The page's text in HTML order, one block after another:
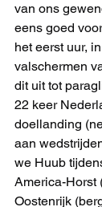
van ons
eens goed
het eerst uur,
valschermen
dit uit tot
22 keer
doellanding
aan
we Huub
America-Horst
Oostenrijk